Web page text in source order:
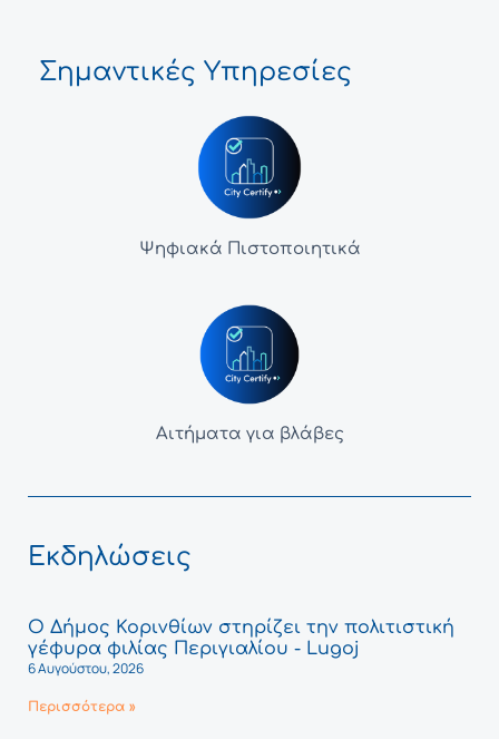
Σημαντικές Υπηρεσίες
Ψηφιακά Πιστοποιητικά
Αιτήματα για βλάβες
Εκδηλώσεις
Ο Δήμος Κορινθίων στηρίζει την πολιτιστική
γέφυρα φιλίας Περιγιαλίου - Lugoj
6 Αυγούστου, 2026
Περισσότερα »